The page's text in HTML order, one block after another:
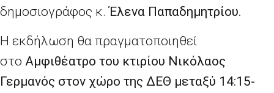
δημοσιογράφος κ. Έλενα Παπαδημητρίου.
Η εκδήλωση θα πραγματοποιηθεί
στο Αμφιθέατρο του κτιρίου Νικόλαος
Γερμανός στον χώρο της ΔΕΘ μεταξύ 14:15-